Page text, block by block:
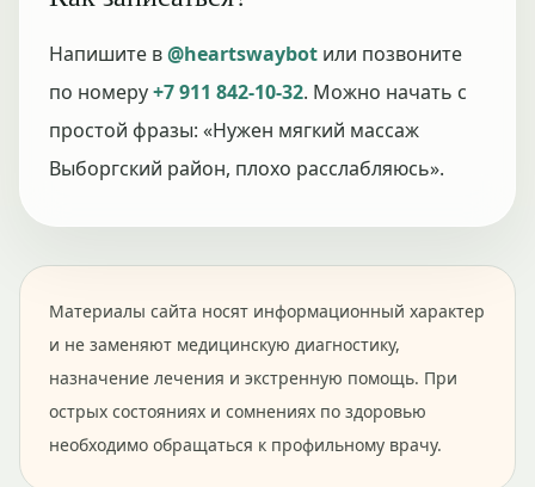
Напишите в@heartswaybot или позвоните
по номеру+7 911 842-10-32. Можно начать с
простой фразы: «Нужен мягкий массаж
Выборгский район, плохо расслабляюсь».
Материалы сайта носят информационный характер
и не заменяют медицинскую диагностику,
назначение лечения и экстренную помощь. При
острых состояниях и сомнениях по здоровью
необходимо обращаться к профильному врачу.